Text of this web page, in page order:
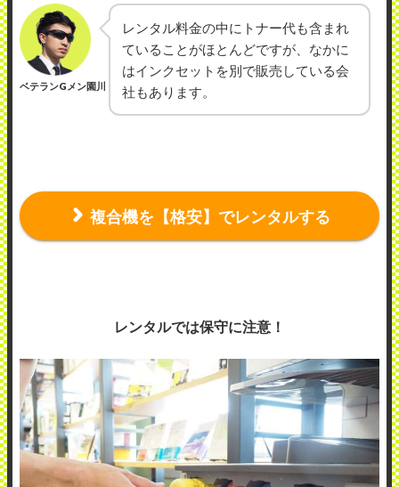
ベテランGメン園川
レンタル料金の中にトナー代も含まれ
ていることがほとんどですが、なかに
はインクセットを別で販売している会
社もあります。
複合機を【格安】でレンタルする
レンタルでは保守に注意！